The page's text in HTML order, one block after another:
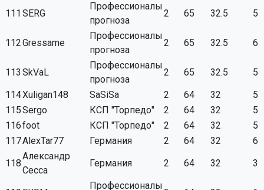
111 SERG
Профессионалы
прогноза
2 65 32.5 5
112Gressame
Профессионалы
прогноза
2 65 32.5 6
113 SkVaL
Профессионалы
прогноза
2 65 32.5
5
114Xuligan148 SaSiSa 2 64 32
5
115Sergo КСП "Торпедо" 2 64 32
5
116foot КСП "Торпедо" 2 64 32
5
117AlexTar77 Германия 2 64 32
6
118
Александр
Сесса
Германия 2 64 32 3
Профессионалы